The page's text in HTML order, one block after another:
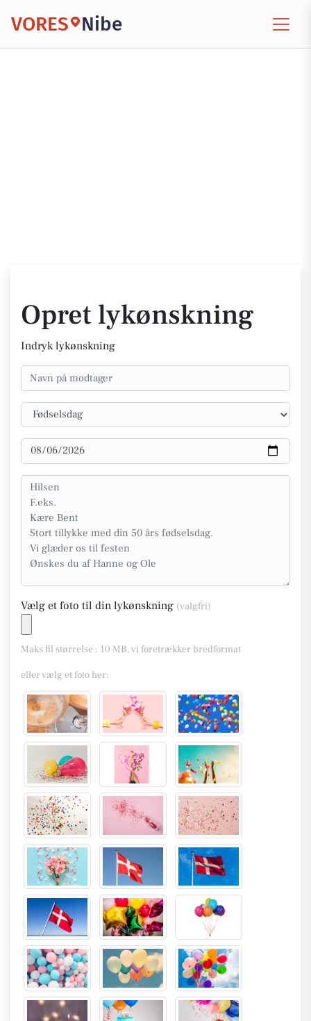
VORES Nibe
Opret lykønskning
Indryk lykønskning
Vælg et foto til din lykønskning (valgfri)
Maks fil størrelse : 10 MB, vi foretrækker bredformat
eller vælg et foto her: